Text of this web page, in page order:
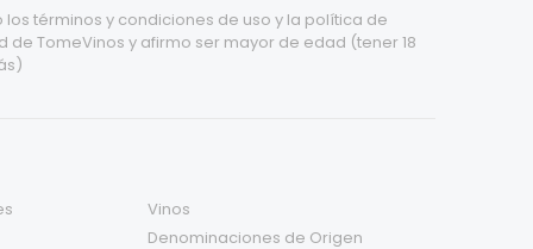
los términos y condiciones de uso y la política de
de TomeVinos y afirmo ser mayor de edad (tener 18
Vinos
Denominaciones de Origen